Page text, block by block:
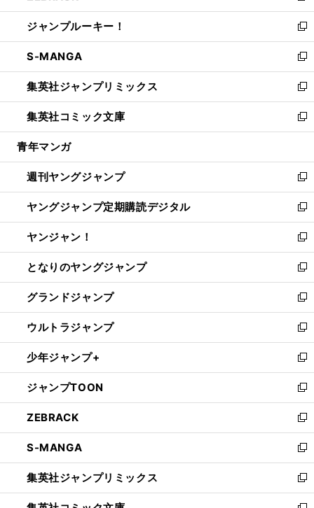
開
く
ウ
で
開
く
ン
ド
ウ
で
開
く
ウ
ィ
ン
ド
ウ
で
開
く
し
い
ウ
ィ
ン
ド
ウ
で
開
ジャンプルーキー！
新
し
い
ウ
ィ
ン
ド
ウ
開
く
S-MANGA
新
し
い
ウ
ィ
ン
ウ
で
開
く
集英社ジャンプリミックス
新
し
い
ウ
ン
ド
ウ
で
開
く
集英社コミック文庫
新
し
ウ
ィ
ン
ド
ウ
で
開
く
青年マンガ
週刊ヤングジャンプ
新
し
い
ウ
ィ
ン
ド
ウ
で
開
く
ヤングジャンプ定期購読デジタル
新
し
い
ウ
ィ
ン
ド
ウ
で
開
く
ヤンジャン！
新
し
い
ウ
ィ
ン
ド
ウ
で
開
く
となりのヤングジャンプ
新
し
い
ウ
ィ
ン
ド
ウ
で
開
く
グランドジャンプ
新
し
い
ウ
ィ
ン
ド
ウ
で
開
く
ウルトラジャンプ
新
し
い
ウ
ィ
ン
ド
ウ
で
開
く
少年ジャンプ+
新
し
い
ウ
ィ
ン
ド
ウ
で
開
ジャンプTOON
新
し
い
ウ
ィ
ン
ド
ウ
ZEBRACK
新
し
い
ウ
ィ
ン
S-MANGA
新
し
い
ウ
集英社ジャンプリミックス
新
し